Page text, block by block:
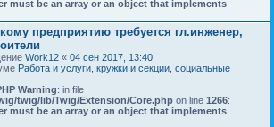
must be an array or an object that implements
предприятию требуется гл.инженер,
Work12 « 04 сен 2017, 13:40
Работа и услуги, кружки и секции, социальные
Warning: in file
twig/lib/Twig/Extension/Core.php on line 1266:
must be an array or an object that implements